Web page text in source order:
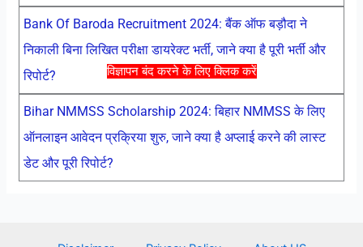
विज्ञापन बंद करने के लिए क्लिक करें
Bank Of Baroda Recruitment 2024: बैंक ऑफ बड़ौदा ने
निकाली बिना लिखित परीक्षा डायरेक्ट भर्ती, जाने क्या है पूरी भर्ती और
रिपोर्ट?
Bihar NMMSS Scholarship 2024: बिहार NMMSS के लिए
ऑनलाइन आवेदन प्रक्रिया शुरु, जाने क्या है अप्लाई करने की लास्ट
डेट और पूरी रिपोर्ट?